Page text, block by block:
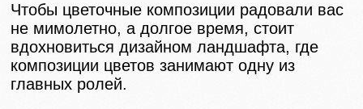
Чтобы цветочные композиции радовали вас
не мимолетно, а долгое время, стоит
вдохновиться дизайном ландшафта, где
композиции цветов занимают одну из
главных ролей.